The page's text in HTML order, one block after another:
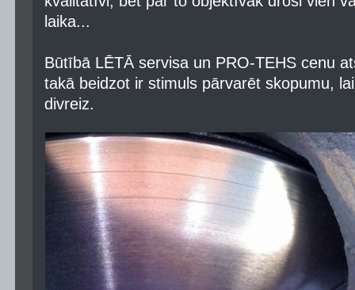
laika...
Būtībā LĒTĀ servisa un PRO-TEHS cenu
takā beidzot ir stimuls pārvarēt skopumu,
divreiz.